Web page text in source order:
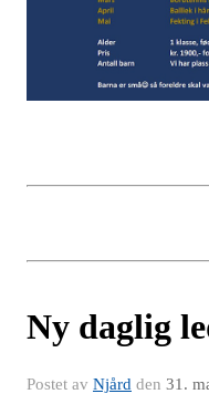
Ny daglig
Postet av Njård den 31.